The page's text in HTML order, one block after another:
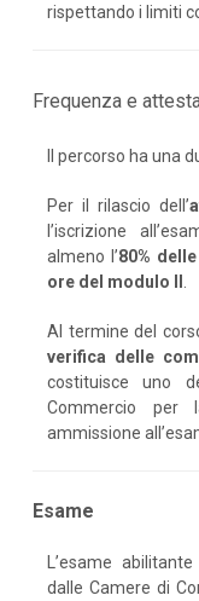
rispettando i limiti
Frequenza e
Il percorso ha una
Per il rilascio dell’
l’iscrizione
almeno l’80%
ore del modulo II
Al termine del
verifica delle
costituisce uno
Commercio per
ammissione
Esame
L’esame
dalle Camere di